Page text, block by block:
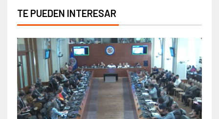
TE PUEDEN INTERESAR